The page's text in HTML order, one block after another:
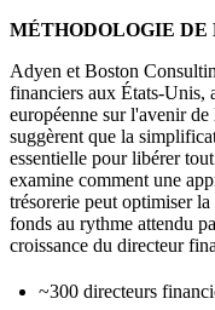
MÉTHODOLOGIE DE
Adyen et Boston
financiers aux États-Unis,
européenne sur l'avenir
suggèrent que la
essentielle pour libérer
examine comment une
trésorerie peut optimiser
fonds au rythme attendu
croissance du directeur
~300 directeurs